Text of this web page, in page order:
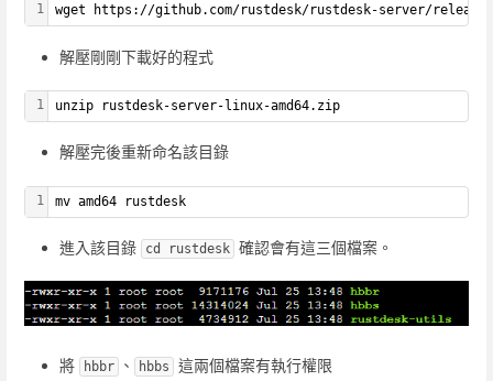
1 wget https://github.com/rustdesk/rustdesk-server/
解壓剛剛下載好的程式
1 unzip rustdesk-server-linux-amd64.zip
解壓完後重新命名該目錄
1 mv amd64 rustdesk
進入該目錄 cd rustdesk 確認會有這三個檔案。
將 hbbr 、 hbbs 這兩個檔案有執行權限